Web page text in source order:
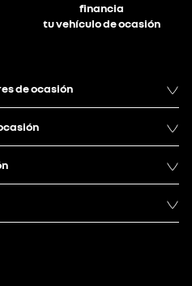
financia
tu vehículo de ocasión
de ocasión